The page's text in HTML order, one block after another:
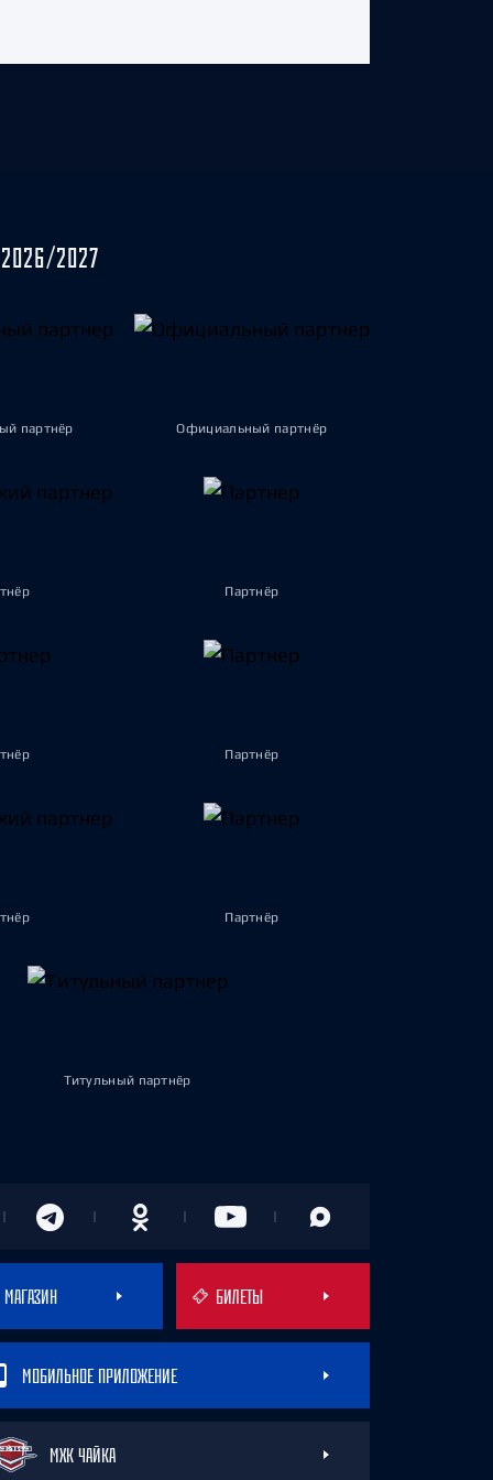
2027
партнёр Официальный партнёр
Партнёр
Партнёр
Партнёр
Титульный партнёр
МАГАЗИН БИЛЕТЫ
МОБИЛЬНОЕ ПРИЛОЖЕНИЕ
МХК ЧАЙКА